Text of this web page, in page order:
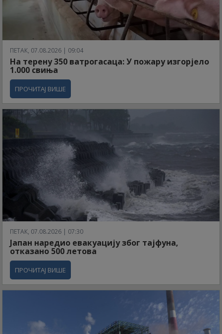
ПЕТАК, 07.08.2026 | 09:04
На терену 350 ватрогасаца: У пожару изгорјело
1.000 свиња
ПРОЧИТАЈ ВИШЕ
ПЕТАК, 07.08.2026 | 07:30
Јапан наредио евакуацију због тајфуна,
отказано 500 летова
ПРОЧИТАЈ ВИШЕ